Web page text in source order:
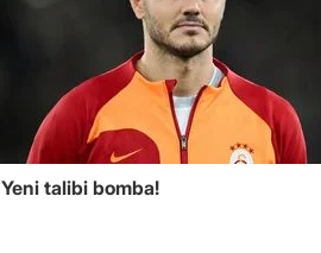
Yeni talibi bomba!